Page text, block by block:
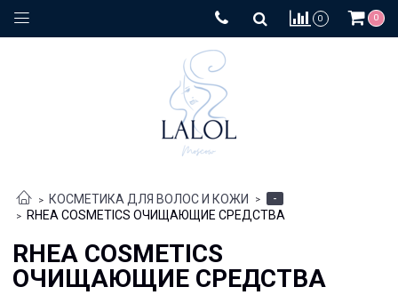
0 0
КОСМЕТИКА ДЛЯ ВОЛОС И КОЖИ
-
RHEA COSMETICS ОЧИЩАЮЩИЕ СРЕДСТВА
RHEA COSMETICS
ОЧИЩАЮЩИЕ СРЕДСТВА